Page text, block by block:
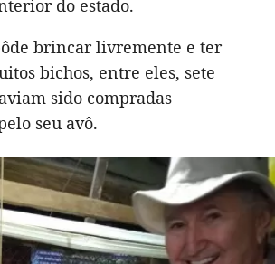
do estado.
brincar livremente e ter
bichos, entre eles, sete
sido compradas
seu avô.